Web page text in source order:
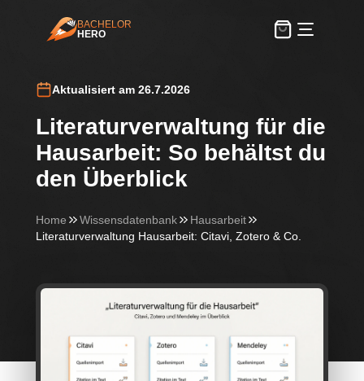
BachelorHero
BACHELOR
HERO
Aktualisiert am 26.7.2026
Literaturverwaltung für die
Hausarbeit: So behältst du
den Überblick
Home Wissensdatenbank
Hausarbeit
Literaturverwaltung Hausarbeit: Citavi, Zotero & Co.